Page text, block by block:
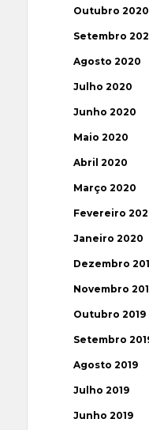
Outubro 2020
Setembro
Agosto 2020
Julho 2020
Junho 2020
Maio 2020
Abril 2020
Março 2020
Fevereiro
Janeiro 2020
Dezembro
Novembro
Outubro 2019
Setembro
Agosto 2019
Julho 2019
Junho 2019